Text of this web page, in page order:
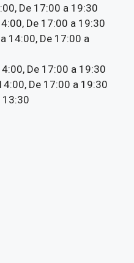
De 17:00 a 19:30
De 17:00 a 19:30
14:00, De 17:00 a
De 17:00 a 19:30
De 17:00 a 19:30
13:30